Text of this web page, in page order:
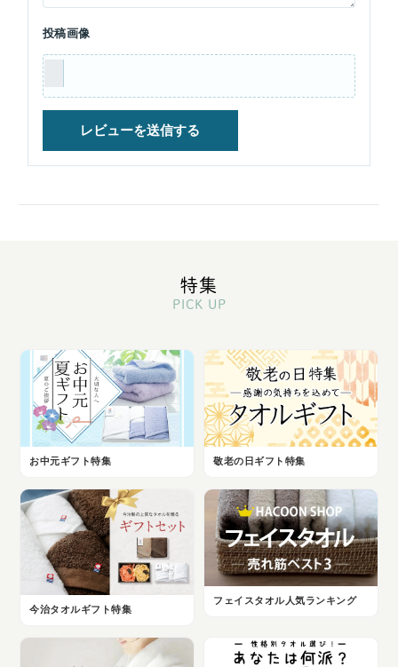
投稿画像
特集
PICK UP
お中元ギフト特集 敬老の日ギフト特集
今治タオルギフト特集
フェイスタオル人気ランキング